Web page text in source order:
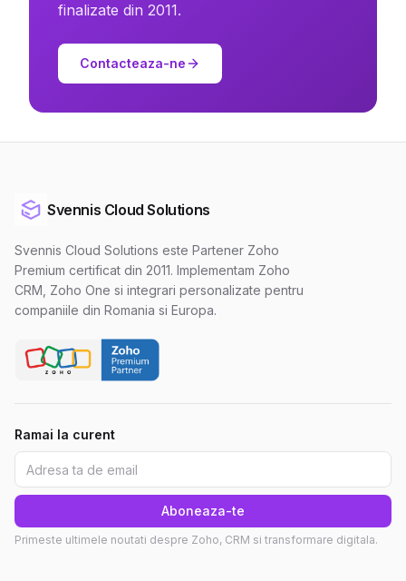
finalizate din 2011.
Contacteaza-ne
Svennis Cloud Solutions
Svennis Cloud Solutions este Partener Zoho
Premium certificat din 2011. Implementam Zoho
CRM, Zoho One si integrari personalizate pentru
companiile din Romania si Europa.
Ramai la curent
Aboneaza-te
Primeste ultimele noutati despre Zoho, CRM si transformare digitala.